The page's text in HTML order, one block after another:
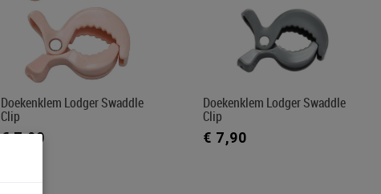
Doekenklem Lodger Swaddle
Clip
€ 7,90
Doekenklem Lodger Swaddle
Clip
€ 7,90